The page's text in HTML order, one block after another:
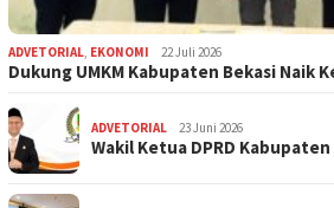
ADVETORIAL EKONOMI 22 Juli 2026
Dukung UMKM Kabupaten Bekasi Naik
ADVETORIAL 23 Juni 2026
Wakil Ketua DPRD